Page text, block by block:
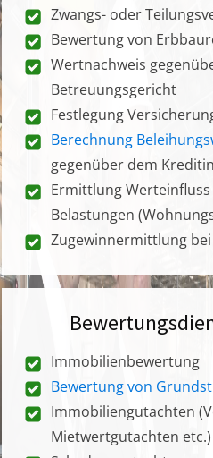
Zwangs- oder
Bewertung von
Wertnachweis
Betreuungsgericht
Festlegung
Berechnung
gegenüber dem
Ermittlung
Belastungen
Zugewinnermittlung
Immobilienbewertung
Bewertung von
Immobiliengutachten
Mietwertgutachten etc.)